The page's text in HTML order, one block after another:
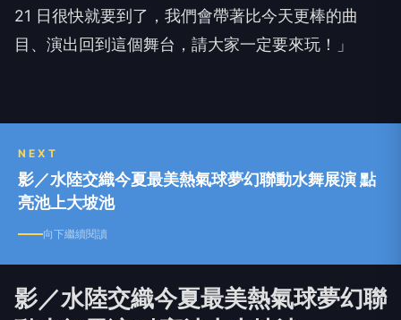
21 日很快就要到了，我們會帶著比今天更棒的曲
目、演出回到這個舞台，請大家一定要來玩！」
NEXT
影／水陸交織今夏最美熱氣球夢幻聯動水舞展演 點
亮池上大坡池
向下繼續閱讀
影／水陸交織今夏最美熱氣球夢幻聯